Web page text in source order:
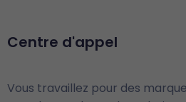
Centre d'appel
Vous travaillez pour des